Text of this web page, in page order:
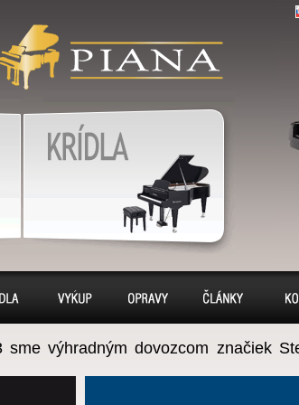
piána,
– piano predaj,
servis
výhradným dovozcom značiek
|
Výkup Opravy Sídlo